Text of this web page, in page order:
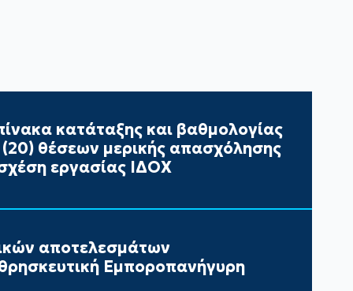
κατάταξης και βαθμολογίας
θέσεων μερικής απασχόλησης
εργασίας ΙΔΟΧ
αποτελεσμάτων
Εμποροπανήγυρη